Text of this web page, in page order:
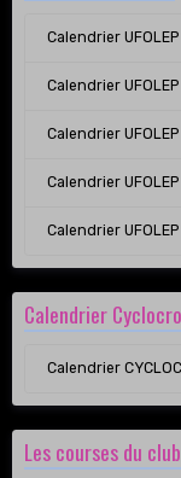
Calendrier
Calendrier
Calendrier
Calendrier
Calendrier
Calendrier
Calendrier
Les courses du club